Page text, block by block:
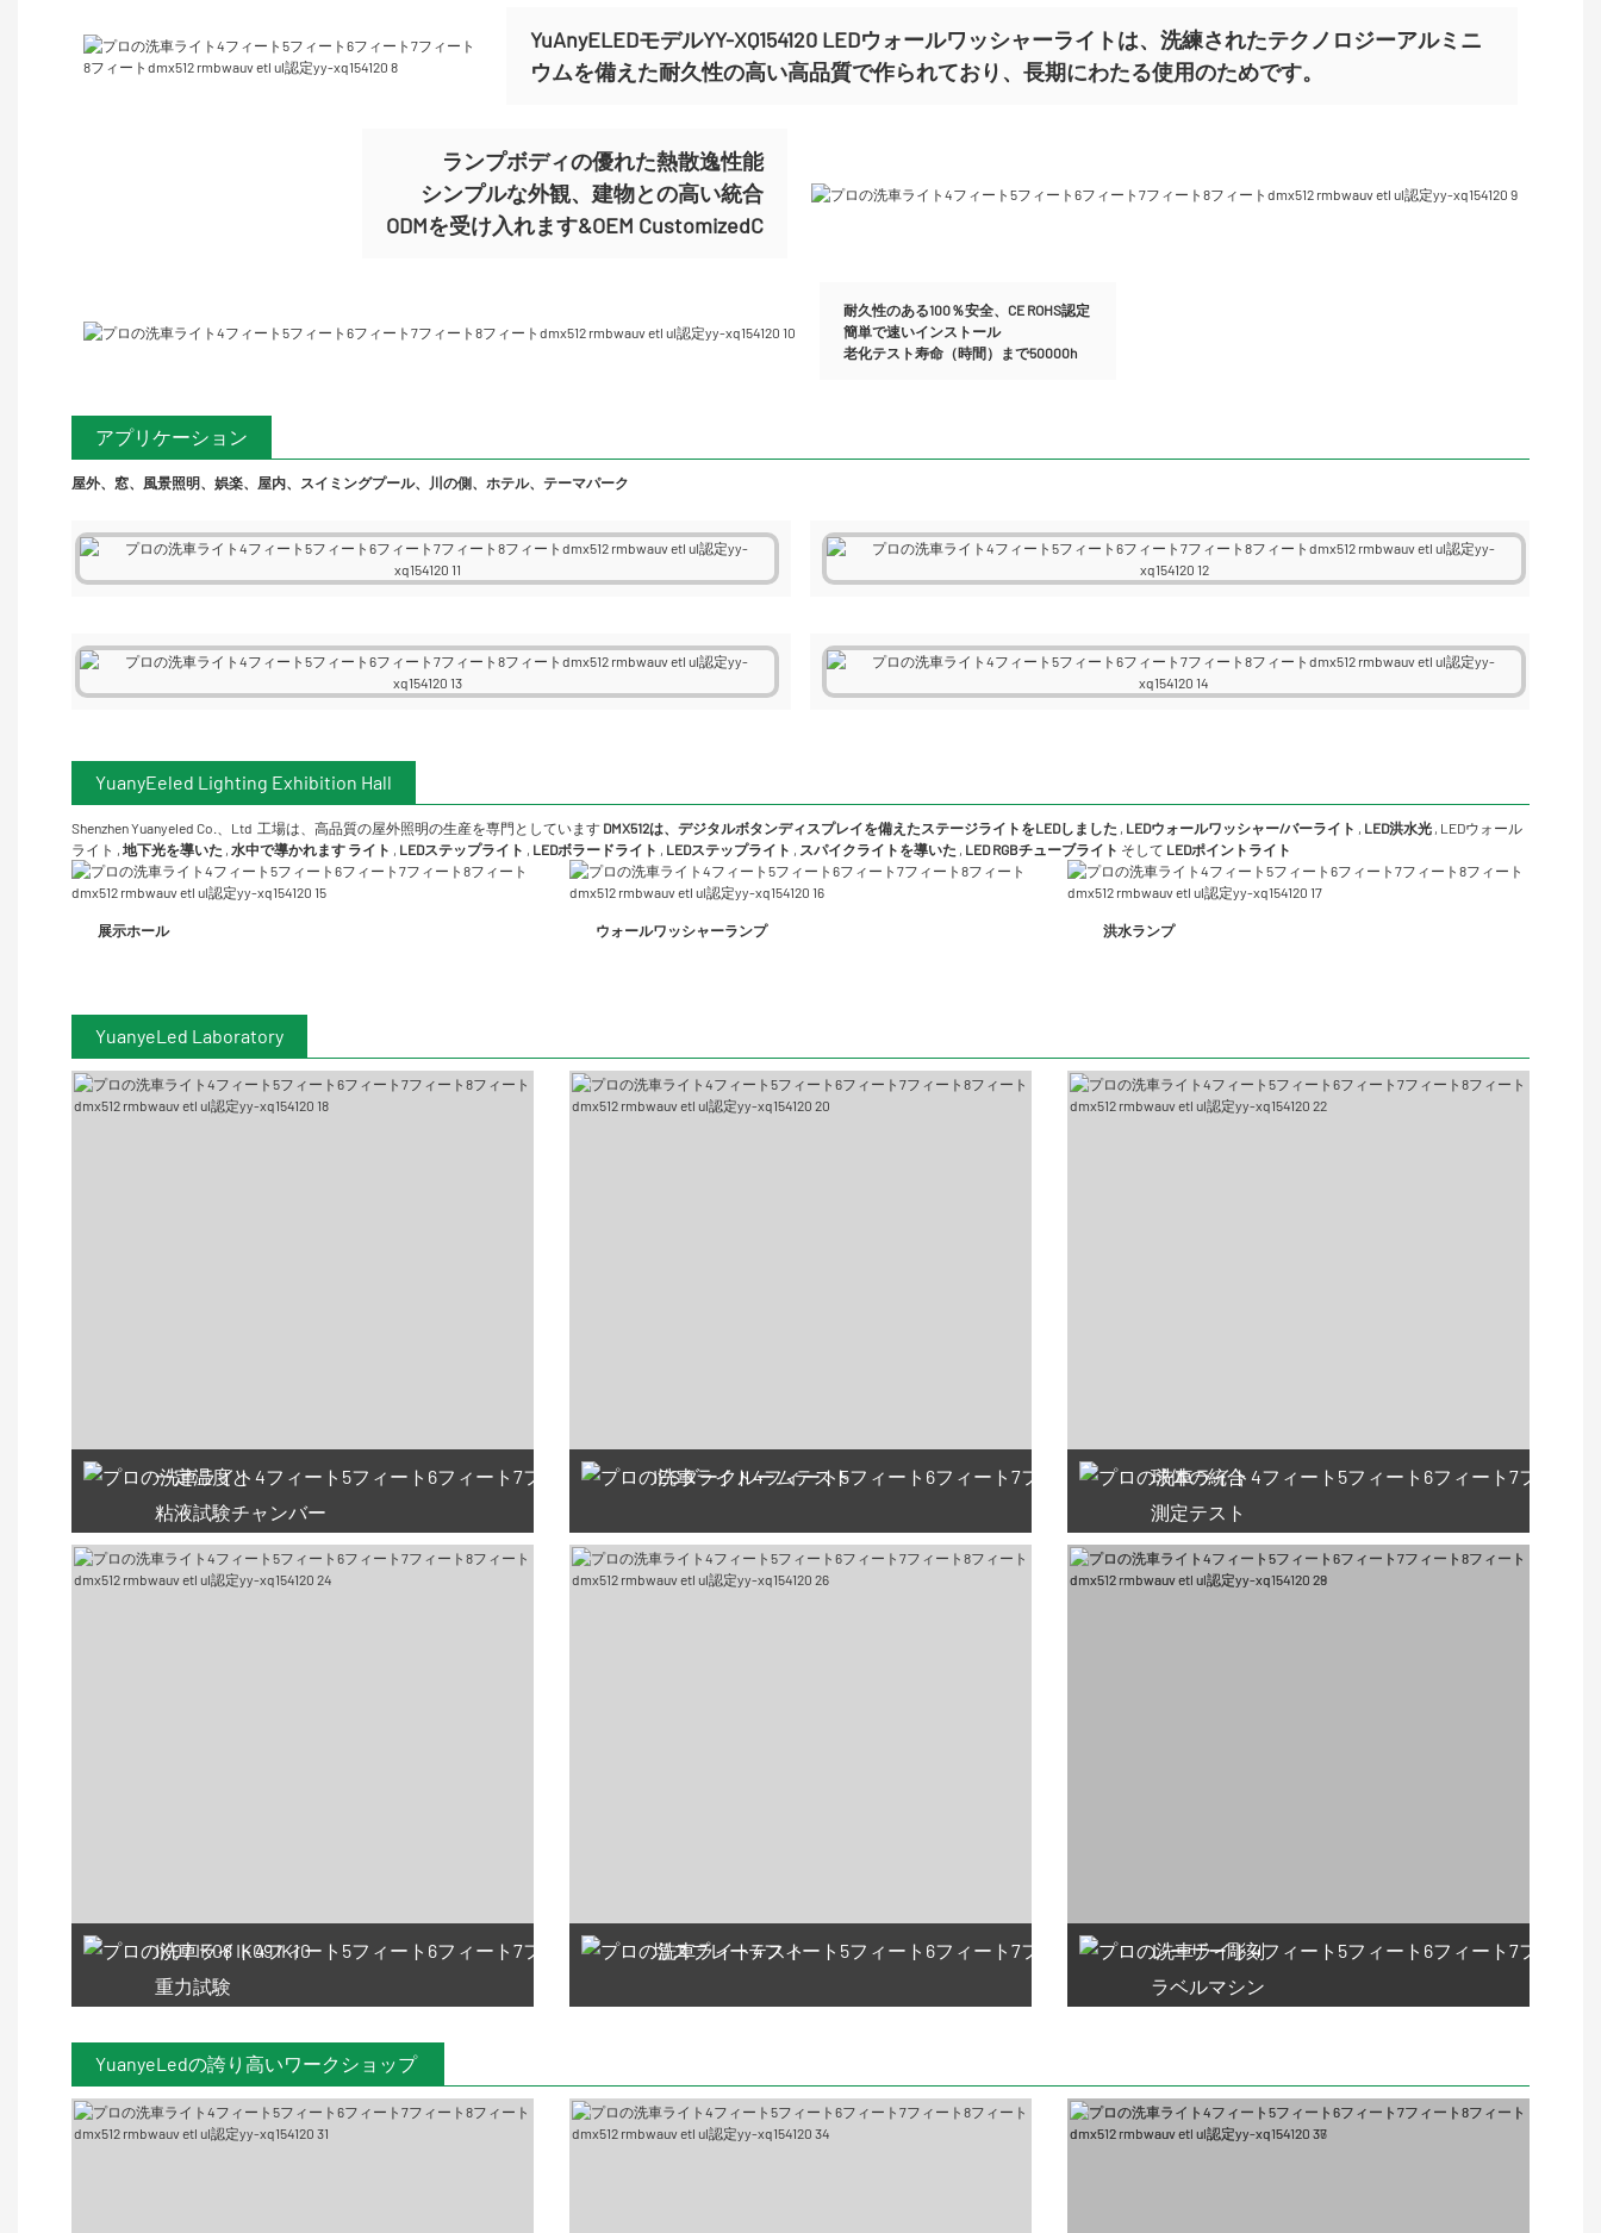
YuAnyELEDモデルYY-XQ154120 LEDウォールワッシャーライトは、洗練されたテクノロジーアルミニ
ウムを備えた耐久性の高い高品質で作られており、長期にわたる使用のためです。
ランプボディの優れた熱散逸性能
シンプルな外観、建物との高い統合
ODMを受け入れます&OEM CustomizedC
耐久性のある100％安全、CE ROHS認定
簡単で速いインストール
老化テスト寿命（時間）まで50000h
アプリケーション
屋外、窓、風景照明、娯楽、屋内、スイミングプール、川の側、ホテル、テーマパーク
YuanyEeled Lighting Exhibition Hall
Shenzhen Yuanyeled Co.、Ltd 工場は、高品質の屋外照明の生産を専門としています DMX512は、デジタルボタンディスプレイを備えたステージライトをLEDしました LEDウォールワッシャー/バーライト LED洪水光 LEDウォール
ライト
地下光を導いた 水中で導かれます ライト LEDステップライト LEDボラードライト LEDステップライト スパイクライトを導いた LED RGBチューブライト そして LEDポイントライト
展示ホール ウォールワッシャーランプ 洪水ランプ
YuanyeLed Laboratory
一定温度と
粘液試験チャンバー
IESダークルームテスト
球体の統合
測定テスト
66利用可能なクーポン
IK07 IK08 IK09 IK10
重力試験
塩スプレーテスト
レーザー彫刻
ラベルマシン
YuanyeLedの誇り高いワークショップ